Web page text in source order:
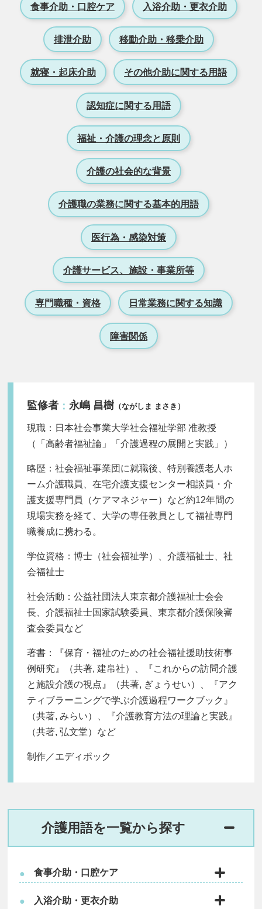
食事介助・口腔ケア 入浴介助・更衣介助
排泄介助 移動介助・移乗介助
就寝・起床介助 その他介助に関する用語
認知症に関する用語
福祉・介護の理念と原則
介護の社会的な背景
介護職の業務に関する基本的用語
医行為・感染対策
介護サービス、施設・事業所等
専門職種・資格 日常業務に関する知識
障害関係
監修者： 永嶋 昌樹（ながしま まさき）
現職：日本社会事業大学社会福祉学部 准教授
（「高齢者福祉論」「介護過程の展開と実践」）
略歴：社会福祉事業団に就職後、特別養護老人ホ
ーム介護職員、在宅介護支援センター相談員・介
護支援専門員（ケアマネジャー）など約12年間の
現場実務を経て、大学の専任教員として福祉専門
職養成に携わる。
学位資格：博士（社会福祉学）、介護福祉士、社
会福祉士
社会活動：公益社団法人東京都介護福祉士会会
長、介護福祉士国家試験委員、東京都介護保険審
査会委員など
著書：『保育・福祉のための社会福祉援助技術事
例研究』（共著, 建帛社）、『これからの訪問介護
と施設介護の視点』（共著, ぎょうせい）、『アク
ティブラーニングで学ぶ介護過程ワークブック』
（共著, みらい）、『介護教育方法の理論と実践』
（共著, 弘文堂）など
制作／エディポック
介護用語を一覧から探す
● 食事介助・口腔ケア
● 入浴介助・更衣介助